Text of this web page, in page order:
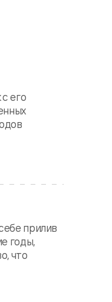
его
прилив
годы,
что